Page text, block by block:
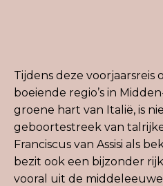
Tijdens deze
boeiende regio’s in
groene hart van Italië, is
geboortestreek van
Franciscus van Assisi als
bezit ook een bijzonder
vooral uit de